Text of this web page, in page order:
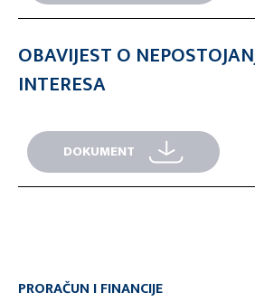
OBAVIJEST O
INTERESA
DOKUMENT
PRORAČUN I FINANCIJE